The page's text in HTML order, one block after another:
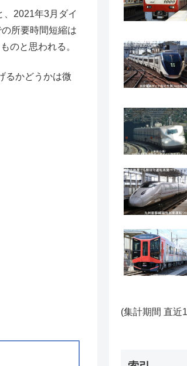
2021年3月ダイ
所要時間短縮は
のと思われる。
るかどうかは微
(集計期間 直近